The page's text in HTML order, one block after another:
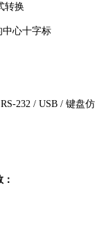
转换
中心十字标
232 / USB / 键盘